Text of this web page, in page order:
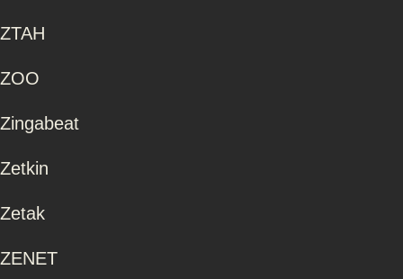
ZTAH
ZOO
Zingabeat
Zetkin
Zetak
ZENET